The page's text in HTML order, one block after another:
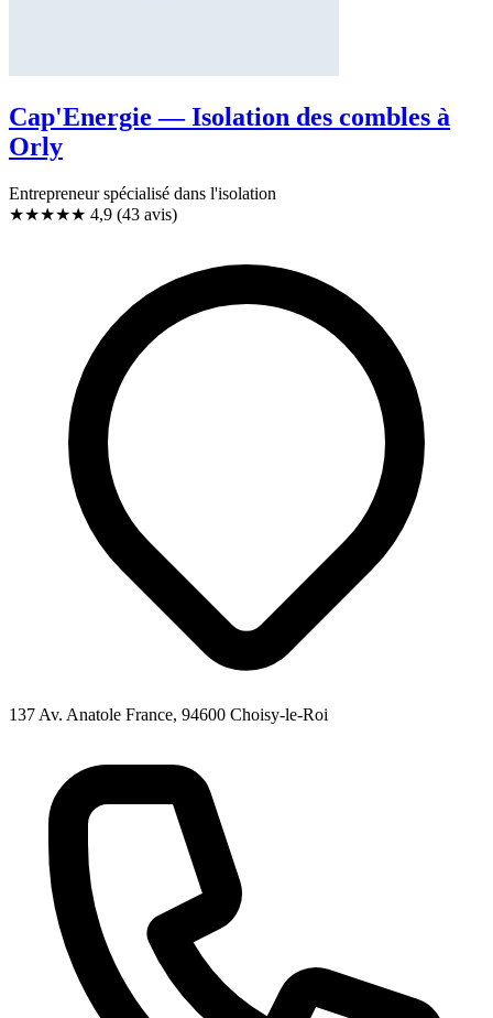
Cap'Energie — Isolation des combles à
Orly
Entrepreneur spécialisé dans l'isolation
★★★★★ 4,9 (43 avis)
137 Av. Anatole France, 94600 Choisy-le-Roi